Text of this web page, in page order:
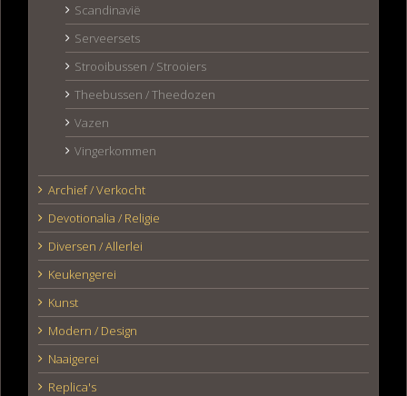
Scandinavië
Serveersets
Strooibussen / Strooiers
Theebussen / Theedozen
Vazen
Vingerkommen
Archief / Verkocht
Devotionalia / Religie
Diversen / Allerlei
Keukengerei
Kunst
Modern / Design
Naaigerei
Replica's